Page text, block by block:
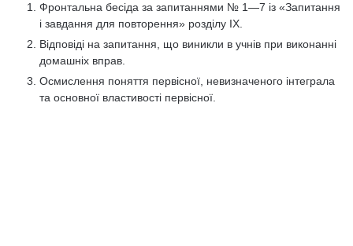
Фронтальна бесіда за запитаннями № 1—7 із «Запитання
і завдання для повторення» розділу IX.
Відповіді на запитання, що виникли в учнів при виконанні
до­машніх вправ.
Осмислення поняття первісної, невизначеного інтеграла
та основної властивості первісної.